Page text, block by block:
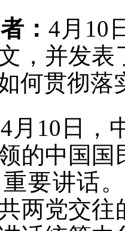
： 4月10
，并发
何贯彻落
4月10日，
的中国
要讲话
两党交